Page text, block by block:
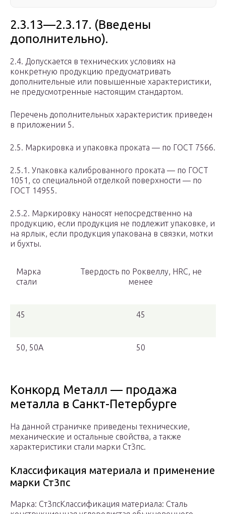
2.3.13—2.3.17. (Введены
дополнительно).
2.4. Допускается в технических условиях на
конкретную продукцию предусматривать
дополнительные или повышенные характеристики,
не предусмотренные настоящим стандартом.
Перечень дополнительных характеристик приведен
в приложении 5.
2.5. Маркировка и упаковка проката — по ГОСТ 7566.
2.5.1. Упаковка калиброванного проката — по ГОСТ
1051, со специальной отделкой поверхности — по
ГОСТ 14955.
2.5.2. Маркировку наносят непосредственно на
продукцию, если продукция не подлежит упаковке, и
на ярлык, если продукция упакована в связки, мотки
и бухты.
Марка
стали
Твердость по Роквеллу, HRC, не
менее
45 45
50, 50А 50
Конкорд Металл — продажа
металла в Санкт-Петербурге
На данной страничке приведены технические,
механические и остальные свойства, а также
характеристики стали марки Ст3пс.
Классификация материала и применение
марки Ст3пс
Марка: Ст3псКлассификация материала: Сталь